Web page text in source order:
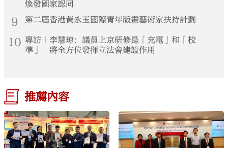
煥發國家認同
9 第二屆香港黃永玉國際青年版畫藝術家扶持計劃
10 專訪｜李慧琼：議員上京研修是「充電」和「校
準」 將全方位發揮立法會建設作用
推薦內容